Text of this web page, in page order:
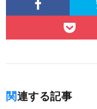
関連する記事